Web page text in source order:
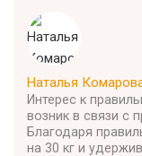
Наталья
Интерес к
возник в связи с
Благодаря
на 30 кг и